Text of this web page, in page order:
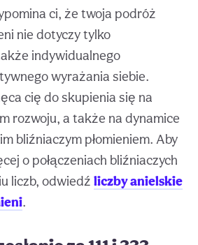
ci, że twoja podróż
nie dotyczy tylko
indywidualnego
wyrażania siebie.
cię do skupienia się na
rozwoju, a także na dynamice
bliźniaczym płomieniem. Aby
o połączeniach bliźniaczych
liczb, odwiedź liczby anielskie
.